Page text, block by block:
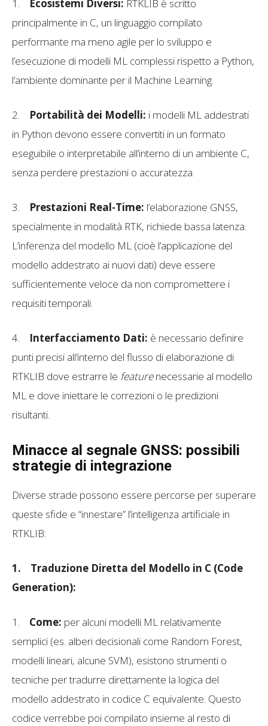
1. Ecosistemi Diversi: RTKLIB è scritto
principalmente in C, un linguaggio compilato
performante ma meno agile per lo sviluppo e
l’esecuzione di modelli ML complessi rispetto a Python,
l’ambiente dominante per il Machine Learning.
2. Portabilità dei Modelli: i modelli ML addestrati
in Python devono essere convertiti in un formato
eseguibile o interpretabile all’interno di un ambiente C,
senza perdere prestazioni o accuratezza.
3. Prestazioni Real-Time: l’elaborazione GNSS,
specialmente in modalità RTK, richiede bassa latenza.
L’inferenza del modello ML (cioè l’applicazione del
modello addestrato ai nuovi dati) deve essere
sufficientemente veloce da non compromettere i
requisiti temporali.
4. Interfacciamento Dati: è necessario definire
punti precisi all’interno del flusso di elaborazione di
RTKLIB dove estrarre le featurenecessarie al modello
ML e dove iniettare le correzioni o le predizioni
risultanti.
Minacce al segnale GNSS: possibili
strategie di integrazione
Diverse strade possono essere percorse per superare
queste sfide e “innestare” l’intelligenza artificiale in
RTKLIB:
1.
Traduzione Diretta del Modello in C (Code
Generation):
1. Come: per alcuni modelli ML relativamente
semplici (es. alberi decisionali come Random Forest,
modelli lineari, alcune SVM), esistono strumenti o
tecniche per tradurre direttamente la logica del
modello addestrato in codice C equivalente. Questo
codice verrebbe poi compilato insieme al resto di